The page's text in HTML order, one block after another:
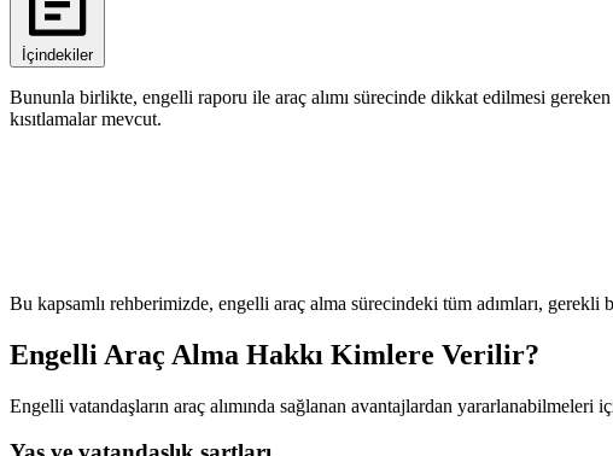
İçindekiler
Bununla birlikte, engelli raporu ile araç alımı sürecinde dikkat edilmesi
kısıtlamalar mevcut.
Bu kapsamlı rehberimizde, engelli araç alma sürecindeki tüm adımları,
Engelli Araç Alma Hakkı Kimlere Verilir?
Engelli vatandaşların araç alımında sağlanan avantajlardan